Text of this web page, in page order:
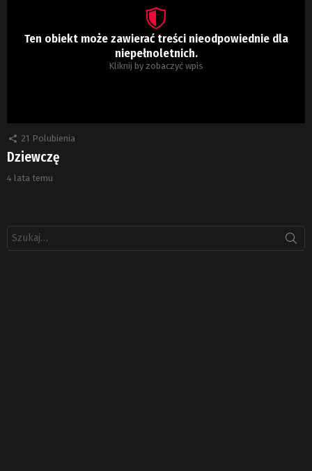
Ten obiekt może zawierać treści nieodpowiednie dla
niepełnoletnich.
Kliknij by zobaczyć wpis
21 Polubienia
Dziewczę
4 lata temu